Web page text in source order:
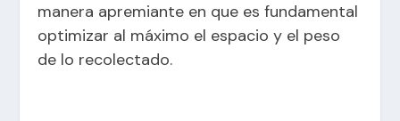
manera apremiante en que es fundamental
optimizar al máximo el espacio y el peso
de lo recolectado.